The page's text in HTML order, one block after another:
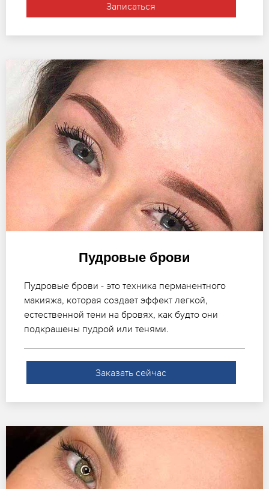
Записаться
Пудровые брови
Пудровые брови - это техника перманентного
макияжа, которая создает эффект легкой,
естественной тени на бровях, как будто они
подкрашены пудрой или тенями.
Заказать сейчас